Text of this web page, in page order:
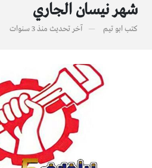
شهر نيسان الجاري
كتب ابو تيم آخر تحديث منذ 3 سنوات